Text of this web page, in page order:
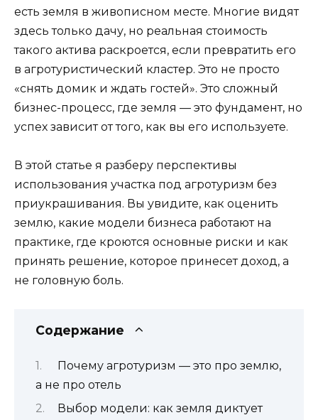
есть земля в живописном месте. Многие видят
здесь только дачу, но реальная стоимость
такого актива раскроется, если превратить его
в агротуристический кластер. Это не просто
«снять домик и ждать гостей». Это сложный
бизнес-процесс, где земля — это фундамент, но
успех зависит от того, как вы его используете.
В этой статье я разберу перспективы
использования участка под агротуризм без
приукрашивания. Вы увидите, как оценить
землю, какие модели бизнеса работают на
практике, где кроются основные риски и как
принять решение, которое принесет доход, а
не головную боль.
Содержание
Почему агротуризм — это про землю,
а не про отель
Выбор модели: как земля диктует